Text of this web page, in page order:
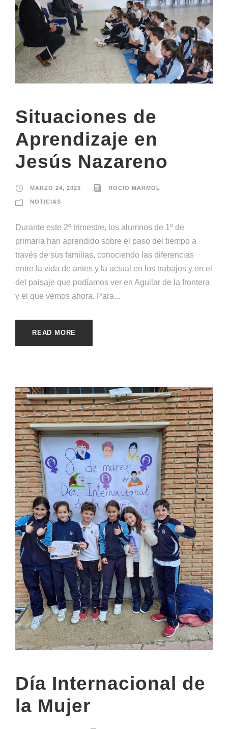
Situaciones de
Aprendizaje en
Jesús Nazareno
MARZO 24, 2023 ROCIO MARMOL
NOTICIAS
Durante este 2º trimestre, los alumnos de 1º de
primaria han aprendido sobre el paso del tiempo a
través de sus familias, conociendo las diferencias
entre la vida de antes y la actual en los trabajos y en el
del paisaje que podíamos ver en Aguilar de la frontera
y el que vemos ahora. Para...
READ MORE
Día Internacional de
la Mujer